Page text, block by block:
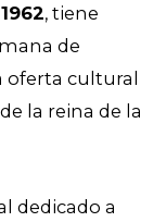
, tiene
de
oferta cultural
la reina de la
dedicado a